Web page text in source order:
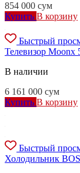
854 000 сум
Купить В корзину
Быстрый
Телевизор
В наличии
6 161 000 сум
Купить В корзину
Быстрый
Холодильник